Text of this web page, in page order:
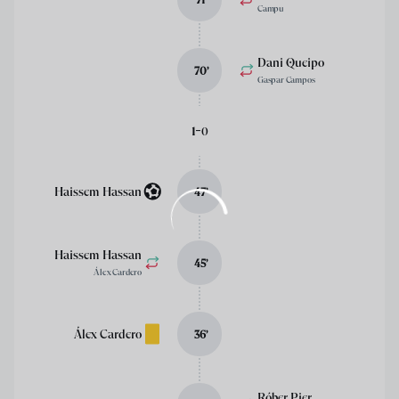
Campu
Dani Queipo
Gaspar Campos
70’
1-0
Haissem Hassan 47’
Haissem Hassan
Álex Cardero
45’
Álex Cardero 36’